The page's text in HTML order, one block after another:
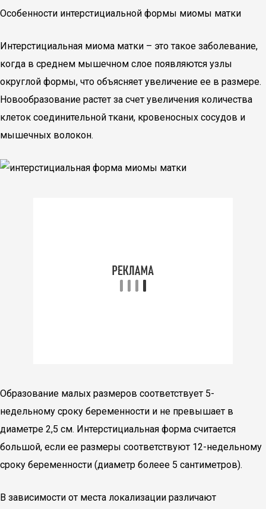
Особенности интерстициальной формы миомы матки
Интерстициальная миома матки – это такое заболевание,
когда в среднем мышечном слое появляются узлы
округлой формы, что объясняет увеличение ее в размере.
Новообразование растет за счет увеличения количества
клеток соединительной ткани, кровеносных сосудов и
мышечных волокон.
Образование малых размеров соответствует 5-
недельному сроку беременности и не превышает в
диаметре 2,5 см. Интерстициальная форма считается
большой, если ее размеры соответствуют 12-недельному
сроку беременности (диаметр болеее 5 сантиметров).
В зависимости от места локализации различают